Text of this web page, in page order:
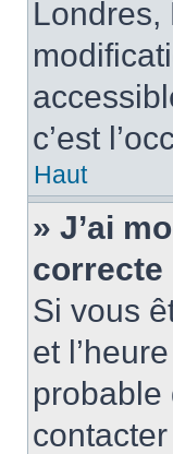
Londres,
c’est
Haut
» J’ai
correcte
Si vous
et
probable